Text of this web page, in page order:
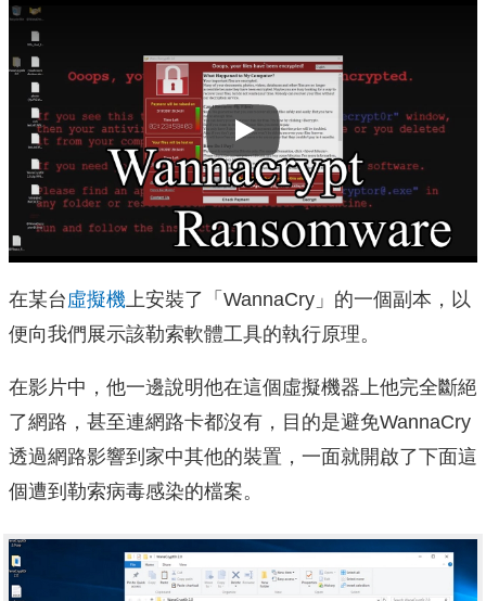
Play
在某台虛擬機 上安裝了「WannaCry」的一個副本，以
便向我們展示該勒索軟體工具的執行原理。
在影片中，他一邊說明他在這個虛擬機器上他完全斷絕
了網路，甚至連網路卡都沒有，目的是避免WannaCry
透過網路影響到家中其他的裝置，一面就開啟了下面這
個遭到勒索病毒感染的檔案。